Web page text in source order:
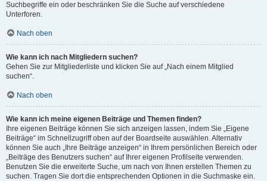
Suchbegriffe ein oder beschränken Sie die Suche auf verschiedene
Unterforen.
Nach oben
Wie kann ich nach Mitgliedern suchen?
Gehen Sie zur Mitgliederliste und klicken Sie auf „Nach einem Mitglied
suchen“.
Nach oben
Wie kann ich meine eigenen Beiträge und Themen finden?
Ihre eigenen Beiträge können Sie sich anzeigen lassen, indem Sie „Eigene
Beiträge“ im Schnellzugriff oben auf der Boardseite auswählen. Alternativ
können Sie auch „Ihre Beiträge anzeigen“ in Ihrem persönlichen Bereich oder
„Beiträge des Benutzers suchen“ auf Ihrer eigenen Profilseite verwenden.
Benutzen Sie die erweiterte Suche, um nach von Ihnen erstellen Themen zu
suchen. Tragen Sie dort die entsprechenden Optionen in die Suchmaske ein.